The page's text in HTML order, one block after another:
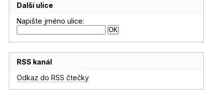
Další ulice
Napište jméno ulice:
RSS kanál
Odkaz do RSS čtečky